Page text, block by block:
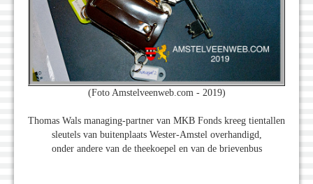
(Foto Amstelveenweb.com - 2019)
Thomas Wals managing-partner van MKB Fonds kreeg tientallen
sleutels van buitenplaats Wester-Amstel overhandigd,
onder andere van de theekoepel en van de brievenbus